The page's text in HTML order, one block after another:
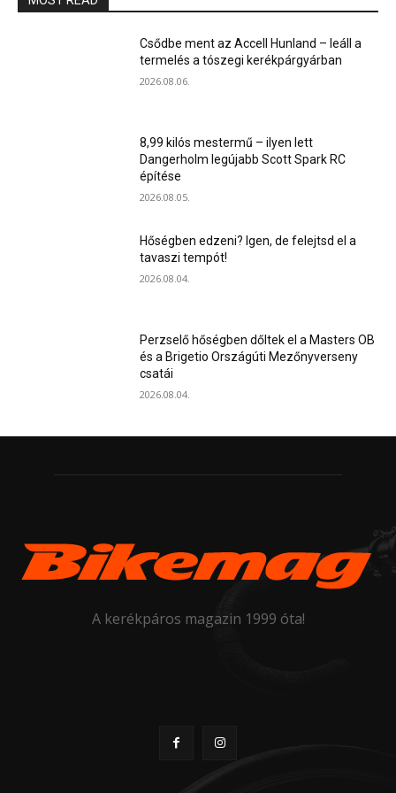
Csődbe ment az Accell Hunland – leáll a
termelés a tószegi kerékpárgyárban
2026.08.06.
8,99 kilós mestermű – ilyen lett
Dangerholm legújabb Scott Spark RC
építése
2026.08.05.
Hőségben edzeni? Igen, de felejtsd el a
tavaszi tempót!
2026.08.04.
Perzselő hőségben dőltek el a Masters OB
és a Brigetio Országúti Mezőnyverseny
csatái
2026.08.04.
A kerékpáros magazin 1999 óta!